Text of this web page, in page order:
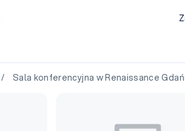
/ Sala konferencyjna w Renaissance